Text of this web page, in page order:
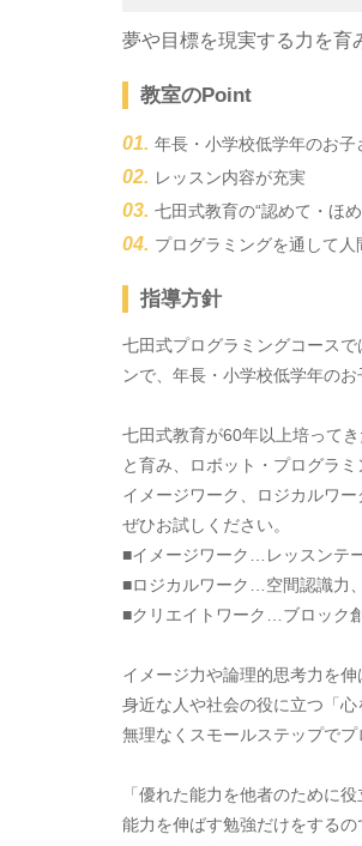
夢や目標を現実する力を育
教室のPoint
年長・小学校低学年のお子
レッスン内容が充実
七田式教育の“認めて・ほ
プログラミングを通して人
指導方針
七田式プログラミングコース
ンで、年長・小学校低学年の
七田式教育が60年以上培って
と育み、ロボット・プログラ
イメージワーク、ロジカルワ
ぜひお試しください。
■イメージワーク…レッスンテ
■ロジカルワーク…空間認識力
■クリエイトワーク…ブロック
イメージ力や論理的思考力を
身近な人や社会の役に立つ「心
無理なくスモールステップで
「優れた能力を他者のために
能力を伸ばす勉強だけをする